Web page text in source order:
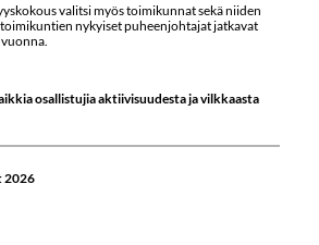
valitsi myös toimikunnat sekä niiden
nykyiset puheenjohtajat jatkavat
osallistujia aktiivisuudesta ja vilkkaasta
2026